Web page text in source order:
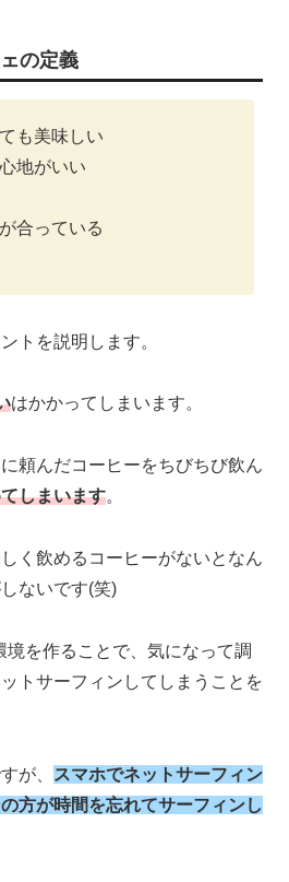
の定義
も美味しい
地がいい
合っている
トを説明します。
はかかってしまいます。
頼んだコーヒーをちびちび飲ん
しまいます。
く飲めるコーヒーがないとなん
ないです(笑)
を作ることで、気になって調
トサーフィンしてしまうことを
が、
スマホでネットサーフィン
方が時間を忘れてサーフィンし